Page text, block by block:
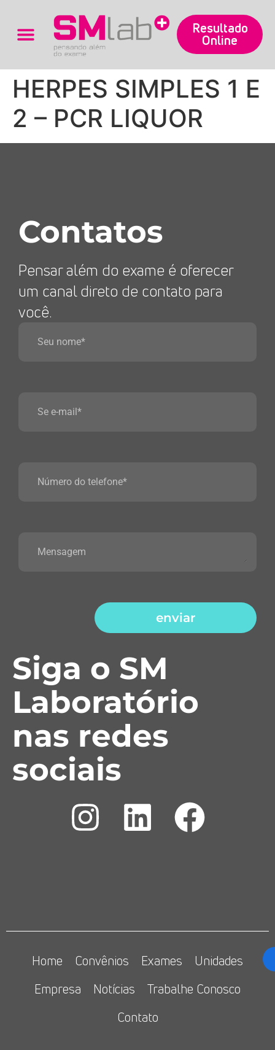
Resultado
Online
HERPES SIMPLES 1 E
2 – PCR LIQUOR
Contatos
Pensar além do exame é oferecer
um canal direto de contato para
você.
enviar
Siga o SM
Laboratório
nas redes
sociais
Home Convênios Exames
Unidades
Empresa
Notícias
Trabalhe Conosco
Contato